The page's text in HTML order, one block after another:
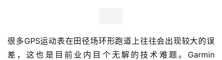
很多GPS运动表在田径场环形跑道上往往会出现较大的误
差，这也是目前业内目个无解的技术难题。Garmin